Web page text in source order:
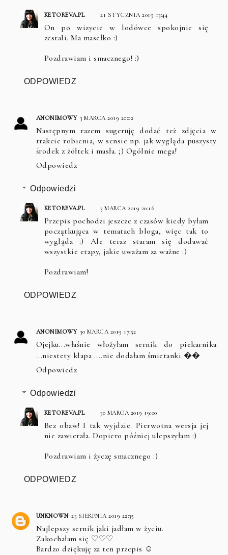
KETOREVA.PL 21 STYCZNIA 2019 13:44
On po wizycie w lodówce spokojnie się
zestali. Ma masełko :)
Pozdrawiam i smacznego! :)
ODPOWIEDZ
ANONIMOWY 3 MARCA 2019 20:02
Następnym razem sugeruję dodać też zdjęcia w
trakcie robienia, w sensie np. jak wygląda puszysty
środek z żółtek i masła. ;) Ogólnie mega!
Odpowiedz
Odpowiedzi
KETOREVA.PL 3 MARCA 2019 20:16
Przepis pochodzi jeszcze z czasów kiedy byłam
początkująca w tematach bloga, więc tak to
wygląda :) Ale teraz staram się dodawać
wszystkie etapy, jakie uważam za ważne :)
Pozdrawiam!
ODPOWIEDZ
ANONIMOWY 30 MARCA 2019 17:52
Ojejku...właśnie włożyłam sernik do piekarnika
...niestety klapa ....nie dodałam śmietanki ��
Odpowiedz
Odpowiedzi
KETOREVA.PL 30 MARCA 2019 19:00
Bez obaw! I tak wyjdzie. Pierwotna wersja jej
nie zawierała. Dopiero później ulepszyłam :)
Pozdrawiam i życzę smacznego :)
ODPOWIEDZ
UNKNOWN 23 SIERPNIA 2019 22:35
Najlepszy sernik jaki jadłam w życiu.
Zakochałam się ♡♡♡
Bardzo dziękuję za ten przepis ☺